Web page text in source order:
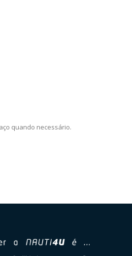
quando necessário.